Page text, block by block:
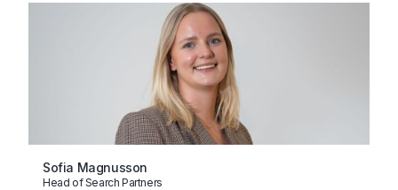
Sofia Magnusson
Head of Search Partners